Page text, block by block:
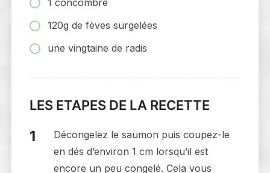
1 concombre
120g de fèves surgelées
une vingtaine de radis
LES ETAPES DE LA RECETTE
Décongelez le saumon puis coupez-le
en dés d’environ 1 cm lorsqu’il est
encore un peu congelé. Cela vous